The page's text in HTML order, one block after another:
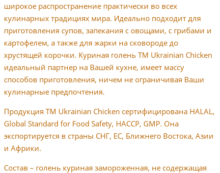
широкое распространение практически во всех
кулинарных традициях мира. Идеально подходит для
приготовления супов, запекания с овощами, с грибами и
картофелем, а также для жарки на сковороде до
хрустящей корочки. Куриная голень ТМ Ukrainian Chicken
идеальный партнер на Вашей кухне, имеет массу
способов приготовления, ничем не ограничивая Ваши
кулинарные предпочтения.
Продукция ТМ Ukrainian Chicken сертифицирована HALAL,
Global Standard for Food Safety, НАССР, GMP. Она
экспортируется в страны СНГ, ЕС, Ближнего Востока, Азии
и Африки.
Состав – голень куриная замороженная, не содержащая